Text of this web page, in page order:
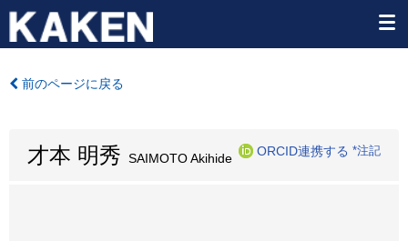
前のページに戻る
才本 明秀 SAIMOTO Akihide
ORCID連携する *注記